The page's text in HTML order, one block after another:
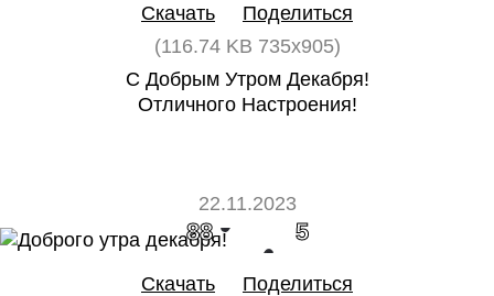
Скачать
Поделиться
(116.74 KB 735x905)
С Добрым Утром Декабря!
Отличного Настроения!
22.11.2023
88 5
Скачать
Поделиться